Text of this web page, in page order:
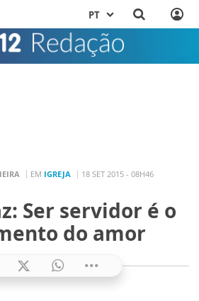
PT
EM IGREJA 18 SET 2015 - 08H46
Ser servidor é o
do amor